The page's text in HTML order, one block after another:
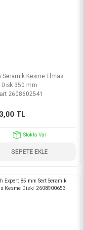
Seramik Kesme Elmas
Disk 350 mm
2608602541
TL
Stokta Var
SEPETE EKLE